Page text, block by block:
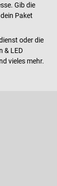
Gib die
Paket
oder die
& LED
vieles mehr.